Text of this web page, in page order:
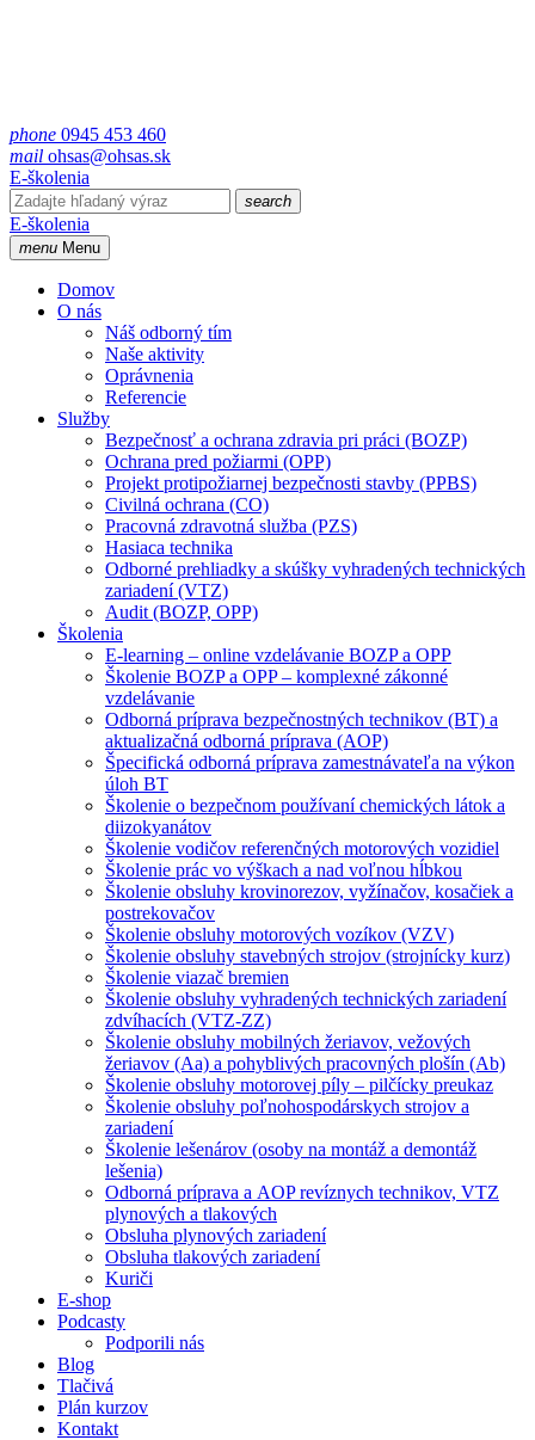
phone 0945 453 460
mail ohsas@ohsas.sk
E-školenia
search
E-školenia
menu Menu
Domov
O nás
Náš odborný tím
Naše aktivity
Oprávnenia
Referencie
Služby
Bezpečnosť a ochrana zdravia pri práci (BOZP)
Ochrana pred požiarmi (OPP)
Projekt protipožiarnej bezpečnosti stavby (PPBS)
Civilná ochrana (CO)
Pracovná zdravotná služba (PZS)
Hasiaca technika
Odborné prehliadky a skúšky vyhradených technických
zariadení (VTZ)
Audit (BOZP, OPP)
Školenia
E-learning – online vzdelávanie BOZP a OPP
Školenie BOZP a OPP – komplexné zákonné
vzdelávanie
Odborná príprava bezpečnostných technikov (BT) a
aktualizačná odborná príprava (AOP)
Špecifická odborná príprava zamestnávateľa na výkon
úloh BT
Školenie o bezpečnom používaní chemických látok a
diizokyanátov
Školenie vodičov referenčných motorových vozidiel
Školenie prác vo výškach a nad voľnou hĺbkou
Školenie obsluhy krovinorezov, vyžínačov, kosačiek a
postrekovačov
Školenie obsluhy motorových vozíkov (VZV)
Školenie obsluhy stavebných strojov (strojnícky kurz)
Školenie viazač bremien
Školenie obsluhy vyhradených technických zariadení
zdvíhacích (VTZ-ZZ)
Školenie obsluhy mobilných žeriavov, vežových
žeriavov (Aa) a pohyblivých pracovných plošín (Ab)
Školenie obsluhy motorovej píly – pilčícky preukaz
Školenie obsluhy poľnohospodárskych strojov a
zariadení
Školenie lešenárov (osoby na montáž a demontáž
lešenia)
Odborná príprava a AOP revíznych technikov, VTZ
plynových a tlakových
Obsluha plynových zariadení
Obsluha tlakových zariadení
Kuriči
E-shop
Podcasty
Podporili nás
Blog
Tlačivá
Plán kurzov
Kontakt